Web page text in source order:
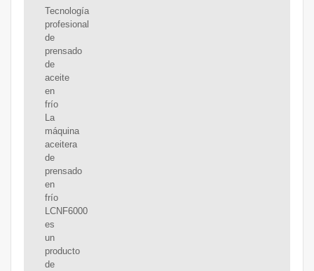
Tecnología
profesional
de
prensado
de
aceite
en
frío
La
máquina
aceitera
de
prensado
en
frío
LCNF6000
es
un
producto
de